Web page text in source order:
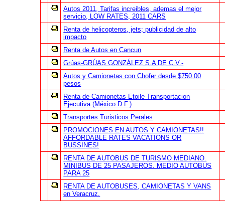
Autos 2011, Tarifas increibles, ademas el mejor
servicio, LOW RATES, 2011 CARS
Renta de helicopteros, jets; publicidad de alto
impacto
Renta de Autos en Cancun
Grúas-GRÚAS GONZÁLEZ S.A DE C.V.-
Autos y Camionetas con Chofer desde $750.00
pesos
Renta de Camionetas Etoile Transportacion
Ejecutiva (México D.F.)
Transportes Turisticos Perales
PROMOCIONES EN AUTOS Y CAMIONETAS!!
AFFORDABLE RATES VACATIONS OR
BUSSINES!
RENTA DE AUTOBUS DE TURISMO MEDIANO.
MINIBUS DE 25 PASAJEROS. MEDIO AUTOBUS
PARA 25
RENTA DE AUTOBUSES, CAMIONETAS Y VANS
en Veracruz.